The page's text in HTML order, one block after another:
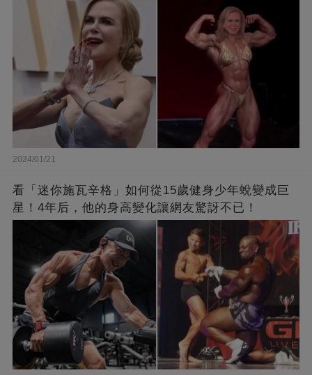
2024/01/21
看「迷你施瓦辛格」如何從15歲健身少年蛻變成巨
星！4年后，他的身高變化讓網友驚訝不已！